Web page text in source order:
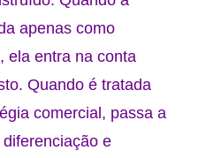
apenas como
ela entra na conta
Quando é tratada
comercial, passa a
e